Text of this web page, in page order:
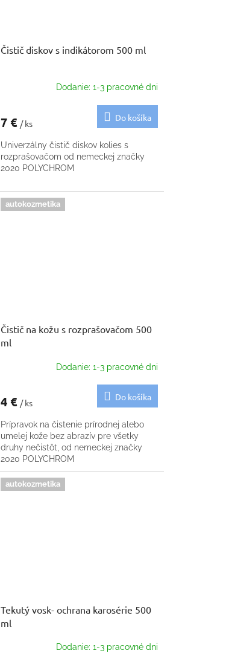
Čistič diskov s indikátorom 500 ml
Dodanie: 1-3 pracovné dni
7 € / ks
Do košíka
Univerzálny čistič diskov kolies s
rozprašovačom od nemeckej značky
2020 POLYCHROM
autokozmetika
Čistič na kožu s rozprašovačom 500
ml
Dodanie: 1-3 pracovné dni
4 € / ks
Do košíka
Prípravok na čistenie prírodnej alebo
umelej kože bez abrazív pre všetky
druhy nečistôt, od nemeckej značky
2020 POLYCHROM
autokozmetika
Tekutý vosk- ochrana karosérie 500
ml
Dodanie: 1-3 pracovné dni